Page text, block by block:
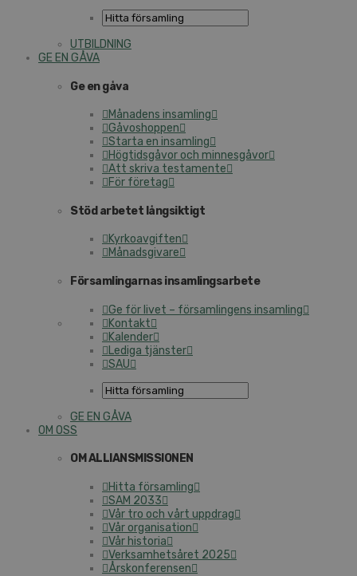
UTBILDNING
GE EN GÅVA
Ge en gåva
Månadens insamling
Gåvoshoppen
Starta en insamling
Högtidsgåvor och minnesgåvor
Att skriva testamente
För företag
Stöd arbetet långsiktigt
Kyrkoavgiften
Månadsgivare
Församlingarnas insamlingsarbete
Ge för livet – församlingens insamling
Kontakt
Kalender
Lediga tjänster
SAU
GE EN GÅVA
OM OSS
OM ALLIANSMISSIONEN
Hitta församling
SAM 2033
Vår tro och vårt uppdrag
Vår organisation
Vår historia
Verksamhetsåret 2025
Årskonferensen